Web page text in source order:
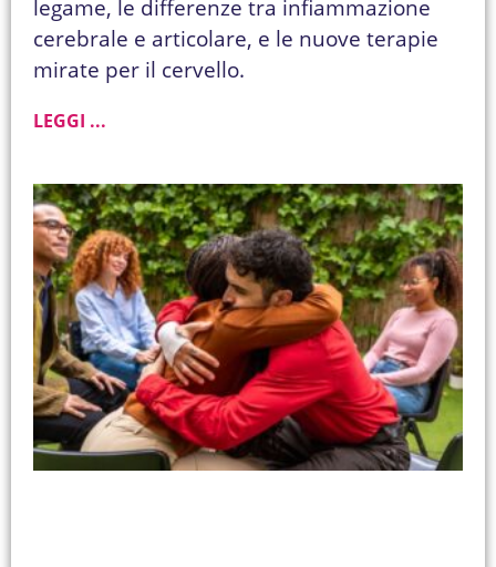
legame, le differenze tra infiammazione
cerebrale e articolare, e le nuove terapie
mirate per il cervello.
LEGGI ...